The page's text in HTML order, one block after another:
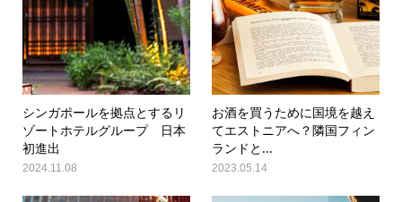
シンガポールを拠点とするリ
ゾートホテルグループ 日本
初進出
2024.11.08
お酒を買うために国境を越え
てエストニアへ？隣国フィン
ランドと...
2023.05.14